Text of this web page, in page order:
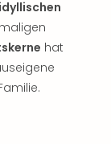
idyllischen
hat